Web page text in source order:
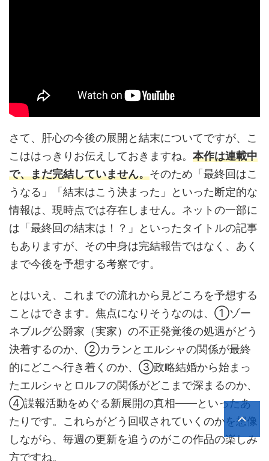
さて、肝心の今後の展開と結末についてですが、こ
こははっきりお伝えしておきますね。 本作は連載中
で、まだ完結していません。そのため「最終回はこ
うなる」「結末はこう決まった」といった断定的な
情報は、現時点では存在しません。ネットの一部に
は「最終回の結末は！？」といったタイトルの記事
もありますが、その中身は完結報告ではなく、あく
まで今後を予想する考察です。
とはいえ、これまでの流れから見どころを予想する
ことはできます。焦点になりそうなのは、①ゾー
ネブルグ公爵家（実家）の不正発覚後の処遇がどう
決着するのか、②カランとエルシャの関係が最終
的にどこへ行き着くのか、③政略結婚から始まっ
たエルシャとロルフの関係がどこまで深まるのか、
④諜報活動をめぐる新展開の真相――といったあ
たりです。これらがどう回収されていくのかを想像
しながら、毎週の更新を追うのがこの作品の楽しみ
方ですね。